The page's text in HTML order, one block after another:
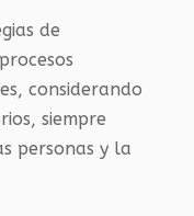
de
considerando
siempre
personas y la